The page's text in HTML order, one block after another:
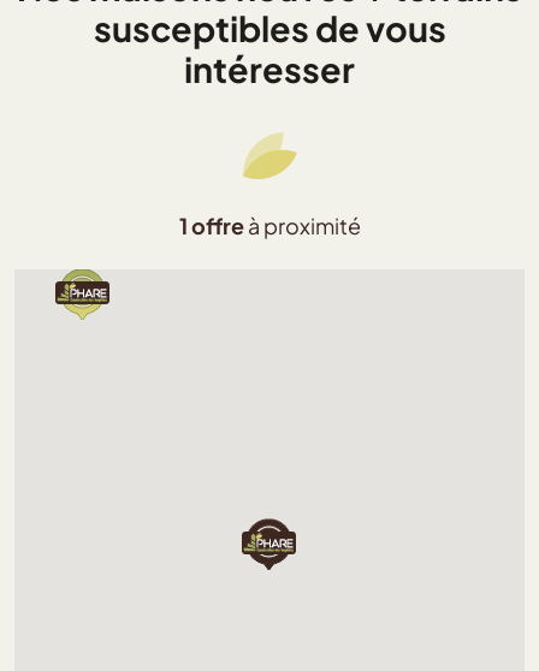
susceptibles de vous
intéresser
1 offreà proximité
Chargement...